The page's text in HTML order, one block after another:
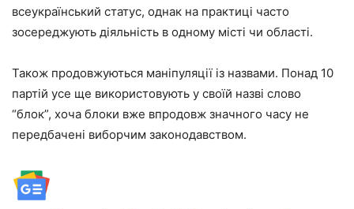
всеукраїнський статус, однак на практиці часто
зосереджують діяльність в одному місті чи області.
Також продовжуються маніпуляції із назвами. Понад 10
партій усе ще використовують у своїй назві слово
“блок”, хоча блоки вже впродовж значного часу не
передбачені виборчим законодавством.